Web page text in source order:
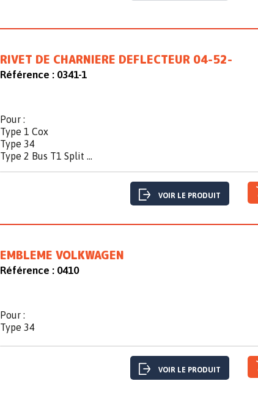
RIVET DE CHARNIERE DEFLECTEUR 04-52-
Référence : 0341-1
Pour :
Type 1 Cox
Type 34
Type 2 Bus T1 Split ...
VOIR LE PRODUIT
EMBLEME VOLKWAGEN
Référence : 0410
Pour :
Type 34
VOIR LE PRODUIT